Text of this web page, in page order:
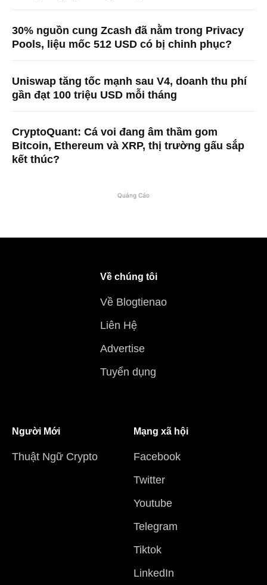
30% nguồn cung Zcash đã nằm trong Privacy
Pools, liệu mốc 512 USD có bị chinh phục?
Uniswap tăng tốc mạnh sau V4, doanh thu phí
gần đạt 100 triệu USD mỗi tháng
CryptoQuant: Cá voi đang âm thầm gom
Bitcoin, Ethereum và XRP, thị trường gấu sắp
kết thúc?
Quảng Cáo
Về chúng tôi
Về Blogtienao
Liên Hệ
Advertise
Tuyển dụng
Người Mới
Thuật Ngữ Crypto
Mạng xã hội
Facebook
Twitter
Youtube
Telegram
Tiktok
LinkedIn